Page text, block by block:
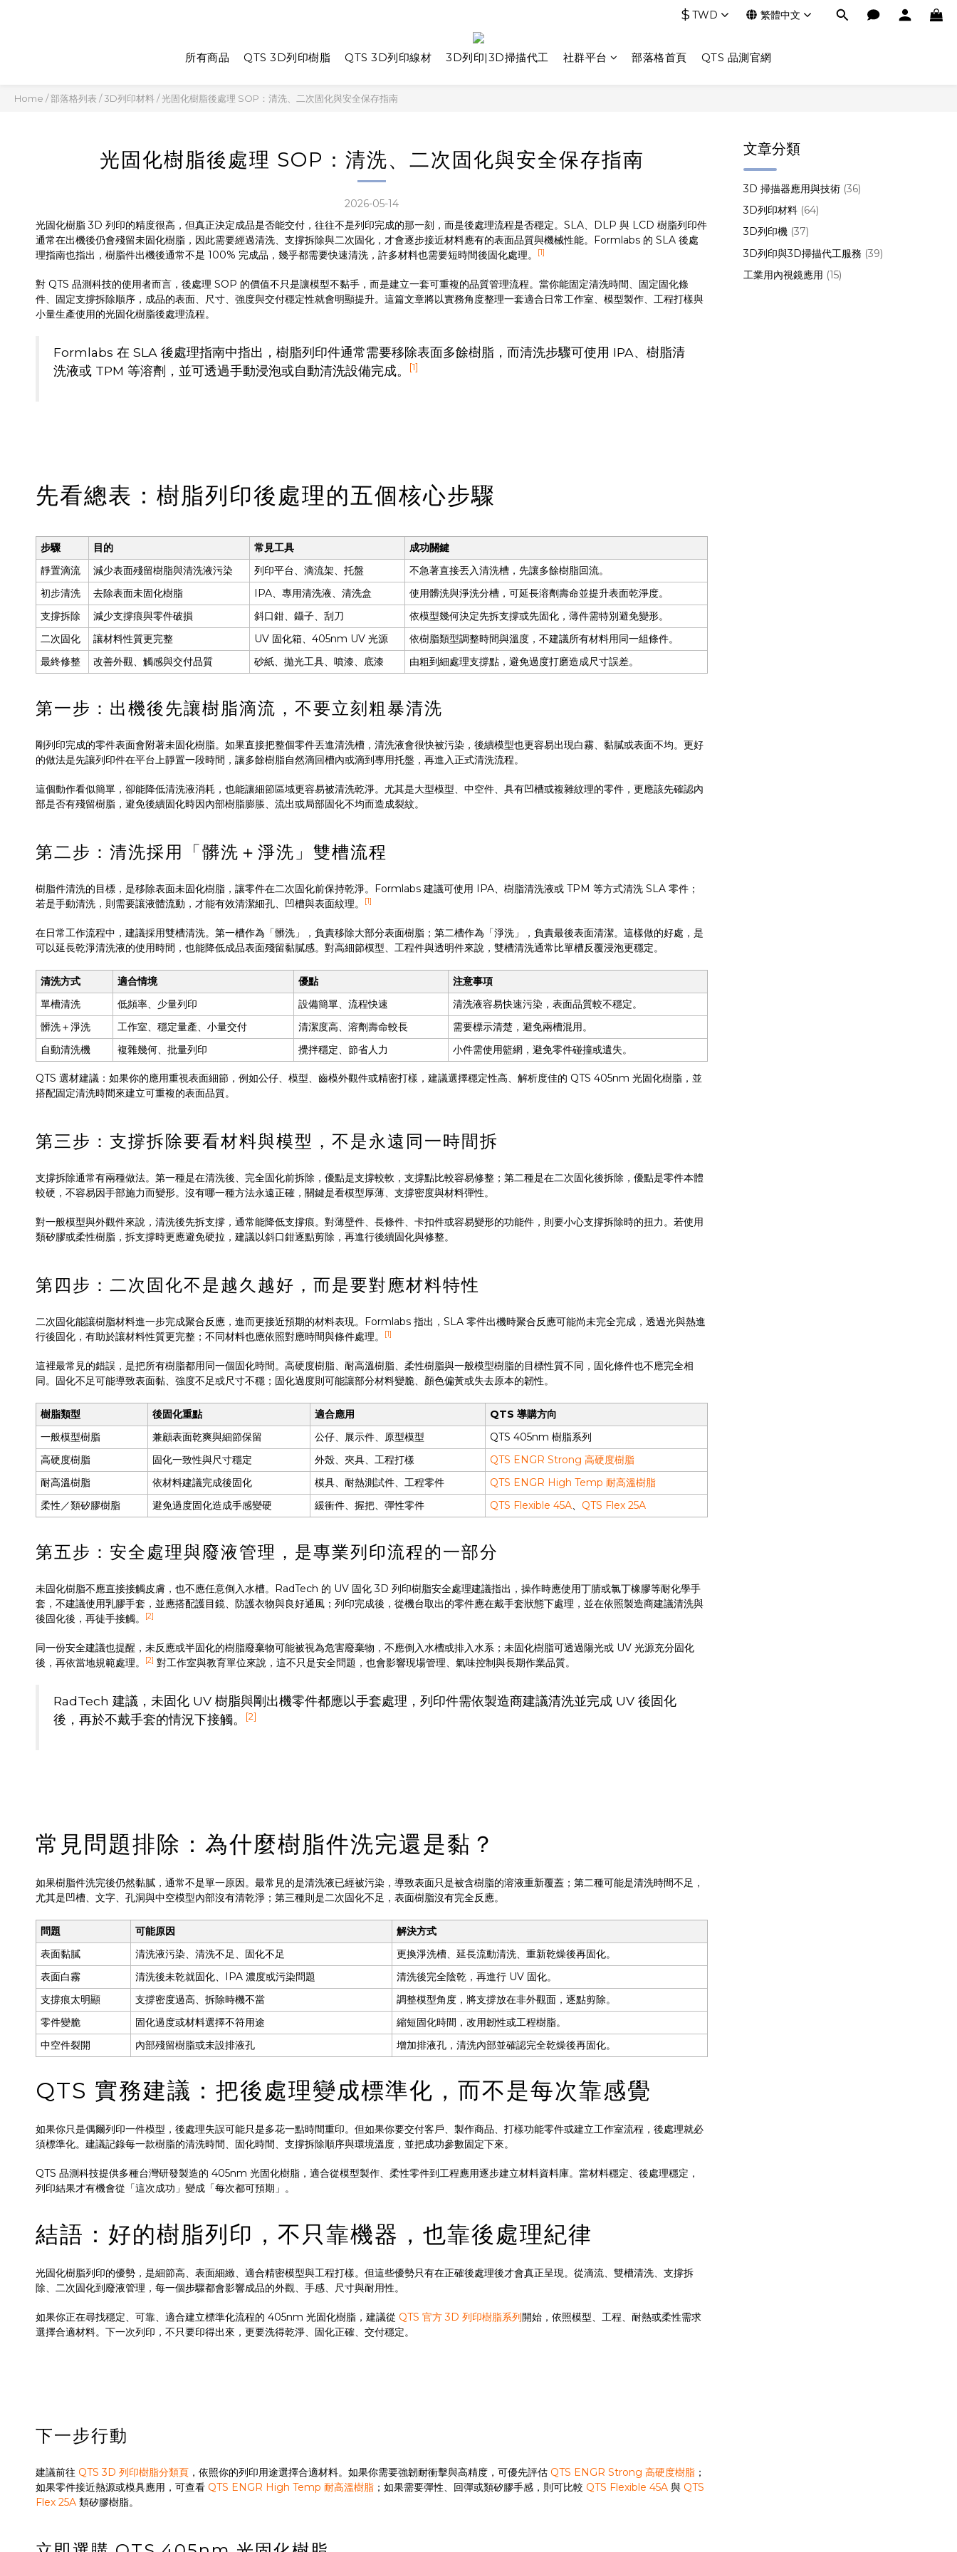
$ TWD 繁體中文
所有商品 QTS 3D列印樹脂 QTS 3D列印線材 3D列印|3D掃描代工 社群平台 部落格首頁 QTS 品測官網
Home /部落格列表 /3D列印材料/光固化樹脂後處理 SOP：清洗、二次固化與安全保存指南
光固化樹脂後處理 SOP：清洗、二次固化與安全保存指南
2026-05-14
光固化樹脂 3D 列印的精度很高，但真正決定成品是否能交付，往往不是列印完成的那一刻，而是後處理流程是否穩定。SLA、DLP 與 LCD 樹脂列印件
通常在出機後仍會殘留未固化樹脂，因此需要經過清洗、支撐拆除與二次固化，才會逐步接近材料應有的表面品質與機械性能。Formlabs 的 SLA 後處
理指南也指出，樹脂件出機後通常不是 100% 完成品，幾乎都需要快速清洗，許多材料也需要短時間後固化處理。
[1]
對 QTS 品測科技的使用者而言，後處理 SOP 的價值不只是讓模型不黏手，而是建立一套可重複的品質管理流程。當你能固定清洗時間、固定固化條
件、固定支撐拆除順序，成品的表面、尺寸、強度與交付穩定性就會明顯提升。這篇文章將以實務角度整理一套適合日常工作室、模型製作、工程打樣與
小量生產使用的光固化樹脂後處理流程。
Formlabs 在 SLA 後處理指南中指出，樹脂列印件通常需要移除表面多餘樹脂，而清洗步驟可使用 IPA、樹脂清
洗液或 TPM 等溶劑，並可透過手動浸泡或自動清洗設備完成。
[1]
先看總表：樹脂列印後處理的五個核心步驟
步驟 目的 常見工具
成功關鍵
靜置滴流
減少表面殘留樹脂與清洗液污染 列印平台、滴流架、托盤
不急著直接丟入清洗槽，先讓多餘樹脂回流。
初步清洗
去除表面未固化樹脂 IPA、專用清洗液、清洗盒
使用髒洗與淨洗分槽，可延長溶劑壽命並提升表面乾淨度。
支撐拆除
減少支撐痕與零件破損 斜口鉗、鑷子、刮刀
依模型幾何決定先拆支撐或先固化，薄件需特別避免變形。
二次固化
讓材料性質更完整 UV 固化箱、405nm UV 光源
依樹脂類型調整時間與溫度，不建議所有材料用同一組條件。
最終修整
改善外觀、觸感與交付品質 砂紙、拋光工具、噴漆、底漆 由粗到細處理支撐點，避免過度打磨造成尺寸誤差。
第一步：出機後先讓樹脂滴流，不要立刻粗暴清洗
剛列印完成的零件表面會附著未固化樹脂。如果直接把整個零件丟進清洗槽，清洗液會很快被污染，後續模型也更容易出現白霧、黏膩或表面不均。更好
的做法是先讓列印件在平台上靜置一段時間，讓多餘樹脂自然滴回槽內或滴到專用托盤，再進入正式清洗流程。
這個動作看似簡單，卻能降低清洗液消耗，也能讓細節區域更容易被清洗乾淨。尤其是大型模型、中空件、具有凹槽或複雜紋理的零件，更應該先確認內
部是否有殘留樹脂，避免後續固化時因內部樹脂膨脹、流出或局部固化不均而造成裂紋。
第二步：清洗採用「髒洗＋淨洗」雙槽流程
樹脂件清洗的目標，是移除表面未固化樹脂，讓零件在二次固化前保持乾淨。Formlabs 建議可使用 IPA、樹脂清洗液或 TPM 等方式清洗 SLA 零件；
若是手動清洗，則需要讓液體流動，才能有效清潔細孔、凹槽與表面紋理。
[1]
在日常工作流程中，建議採用雙槽清洗。第一槽作為「髒洗」，負責移除大部分表面樹脂；第二槽作為「淨洗」，負責最後表面清潔。這樣做的好處，是
可以延長乾淨清洗液的使用時間，也能降低成品表面殘留黏膩感。對高細節模型、工程件與透明件來說，雙槽清洗通常比單槽反覆浸泡更穩定。
清洗方式 適合情境 優點
注意事項
單槽清洗
低頻率、少量列印 設備簡單、流程快速
清洗液容易快速污染，表面品質較不穩定。
髒洗＋淨洗
工作室、穩定量產、小量交付 清潔度高、溶劑壽命較長
需要標示清楚，避免兩槽混用。
自動清洗機
複雜幾何、批量列印 攪拌穩定、節省人力 小件需使用籃網，避免零件碰撞或遺失。
QTS 選材建議：如果你的應用重視表面細節，例如公仔、模型、齒模外觀件或精密打樣，建議選擇穩定性高、解析度佳的 QTS 405nm 光固化樹脂，並
搭配固定清洗時間來建立可重複的表面品質。
第三步：支撐拆除要看材料與模型，不是永遠同一時間拆
支撐拆除通常有兩種做法。第一種是在清洗後、完全固化前拆除，優點是支撐較軟，支撐點比較容易修整；第二種是在二次固化後拆除，優點是零件本體
較硬，不容易因手部施力而變形。沒有哪一種方法永遠正確，關鍵是看模型厚薄、支撐密度與材料彈性。
對一般模型與外觀件來說，清洗後先拆支撐，通常能降低支撐痕。對薄壁件、長條件、卡扣件或容易變形的功能件，則要小心支撐拆除時的扭力。若使用
類矽膠或柔性樹脂，拆支撐時更應避免硬拉，建議以斜口鉗逐點剪除，再進行後續固化與修整。
第四步：二次固化不是越久越好，而是要對應材料特性
二次固化能讓樹脂材料進一步完成聚合反應，進而更接近預期的材料表現。Formlabs 指出，SLA 零件出機時聚合反應可能尚未完全完成，透過光與熱進
行後固化，有助於讓材料性質更完整；不同材料也應依照對應時間與條件處理。
[1]
這裡最常見的錯誤，是把所有樹脂都用同一個固化時間。高硬度樹脂、耐高溫樹脂、柔性樹脂與一般模型樹脂的目標性質不同，固化條件也不應完全相
同。固化不足可能導致表面黏、強度不足或尺寸不穩；固化過度則可能讓部分材料變脆、顏色偏黃或失去原本的韌性。
樹脂類型 後固化重點 適合應用
QTS 導購方向
一般模型樹脂
兼顧表面乾爽與細節保留 公仔、展示件、原型模型
QTS 405nm 樹脂系列
高硬度樹脂
固化一致性與尺寸穩定 外殼、夾具、工程打樣
QTS ENGR Strong 高硬度樹脂
耐高溫樹脂
依材料建議完成後固化 模具、耐熱測試件、工程零件
QTS ENGR High Temp 耐高溫樹脂
柔性／類矽膠樹脂
避免過度固化造成手感變硬 緩衝件、握把、彈性零件 QTS Flexible 45A、 QTS Flex 25A
第五步：安全處理與廢液管理，是專業列印流程的一部分
未固化樹脂不應直接接觸皮膚，也不應任意倒入水槽。RadTech 的 UV 固化 3D 列印樹脂安全處理建議指出，操作時應使用丁腈或氯丁橡膠等耐化學手
套，不建議使用乳膠手套，並應搭配護目鏡、防護衣物與良好通風；列印完成後，從機台取出的零件應在戴手套狀態下處理，並在依照製造商建議清洗與
後固化後，再徒手接觸。
[2]
同一份安全建議也提醒，未反應或半固化的樹脂廢棄物可能被視為危害廢棄物，不應倒入水槽或排入水系；未固化樹脂可透過陽光或 UV 光源充分固化
後，再依當地規範處理。
[2] 對工作室與教育單位來說，這不只是安全問題，也會影響現場管理、氣味控制與長期作業品質。
RadTech 建議，未固化 UV 樹脂與剛出機零件都應以手套處理，列印件需依製造商建議清洗並完成 UV 後固化
後，再於不戴手套的情況下接觸。
[2]
常見問題排除：為什麼樹脂件洗完還是黏？
如果樹脂件洗完後仍然黏膩，通常不是單一原因。最常見的是清洗液已經被污染，導致表面只是被含樹脂的溶液重新覆蓋；第二種可能是清洗時間不足，
尤其是凹槽、文字、孔洞與中空模型內部沒有清乾淨；第三種則是二次固化不足，表面樹脂沒有完全反應。
問題 可能原因
解決方式
表面黏膩
清洗液污染、清洗不足、固化不足
更換淨洗槽、延長流動清洗、重新乾燥後再固化。
表面白霧
清洗後未乾就固化、IPA 濃度或污染問題
清洗後完全陰乾，再進行 UV 固化。
支撐痕太明顯
支撐密度過高、拆除時機不當
調整模型角度，將支撐放在非外觀面，逐點剪除。
零件變脆
固化過度或材料選擇不符用途
縮短固化時間，改用韌性或工程樹脂。
中空件裂開
內部殘留樹脂或未設排液孔 增加排液孔，清洗內部並確認完全乾燥後再固化。
QTS 實務建議：把後處理變成標準化，而不是每次靠感覺
如果你只是偶爾列印一件模型，後處理失誤可能只是多花一點時間重印。但如果你要交付客戶、製作商品、打樣功能零件或建立工作室流程，後處理就必
須標準化。建議記錄每一款樹脂的清洗時間、固化時間、支撐拆除順序與環境溫度，並把成功參數固定下來。
QTS 品測科技提供多種台灣研發製造的 405nm 光固化樹脂，適合從模型製作、柔性零件到工程應用逐步建立材料資料庫。當材料穩定、後處理穩定，
列印結果才有機會從「這次成功」變成「每次都可預期」。
結語：好的樹脂列印，不只靠機器，也靠後處理紀律
光固化樹脂列印的優勢，是細節高、表面細緻、適合精密模型與工程打樣。但這些優勢只有在正確後處理後才會真正呈現。從滴流、雙槽清洗、支撐拆
除、二次固化到廢液管理，每一個步驟都會影響成品的外觀、手感、尺寸與耐用性。
如果你正在尋找穩定、可靠、適合建立標準化流程的 405nm 光固化樹脂，建議從 QTS 官方 3D 列印樹脂系列開始，依照模型、工程、耐熱或柔性需求
選擇合適材料。下一次列印，不只要印得出來，更要洗得乾淨、固化正確、交付穩定。
下一步行動
建議前往 QTS 3D 列印樹脂分類頁 ，依照你的列印用途選擇合適材料。如果你需要強韌耐衝擊與高精度，可優先評估 QTS ENGR Strong 高硬度樹脂 ；
如果零件接近熱源或模具應用，可查看 QTS ENGR High Temp 耐高溫樹脂 ；如果需要彈性、回彈或類矽膠手感，則可比較 QTS Flexible 45A 與 QTS
Flex 25A 類矽膠樹脂。
文章分類
3D 掃描器應用與技術 (36)
3D列印材料 (64)
3D列印機 (37)
3D列印與3D掃描代工服務 (39)
工業用內視鏡應用 (15)